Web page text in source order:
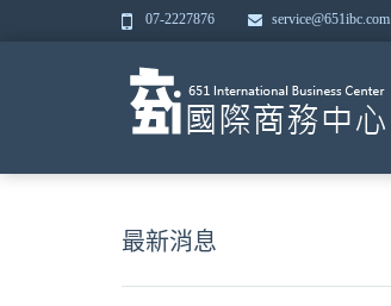
07-2227876 service@651ibc.com
最新消息